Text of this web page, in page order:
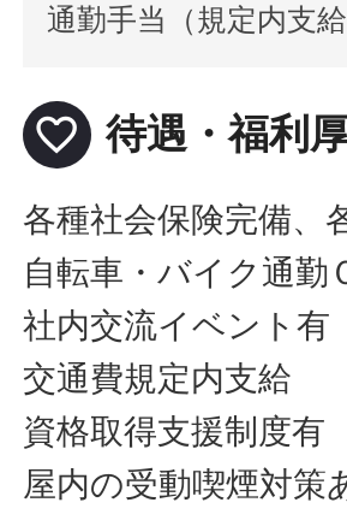
通勤手当（規定内支給
favorite_border 待遇・福利
各種社会保険完備、
自転車・バイク通勤
社内交流イベント有
交通費規定内支給
資格取得支援制度有
屋内の受動喫煙対策